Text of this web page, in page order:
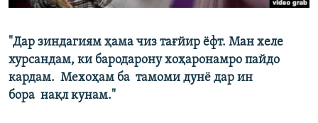
"Дар зиндагиям ҳама чиз тағйир ёфт. Ман хеле
хурсандам, ки бародарону хоҳаронамро пайдо
кардам. Мехоҳам ба тамоми дунё дар ин
бора нақл кунам."